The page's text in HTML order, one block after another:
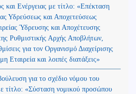
και Ενέργειας με τίτλο: «Επέκταση
Υδρεύσεως και Αποχετεύσεως
Ύδρευσης και Αποχέτευσης
Ρυθμιστικής Αρχής Αποβλήτων,
για τον Οργανισμό Διαχείρισης
και λοιπές διατάξεις»
για το σχέδιο νόμου του
τίτλο: «Σύσταση νομικού προσώπου